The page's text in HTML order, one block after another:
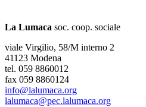
La Lumaca soc. coop. sociale
viale Virgilio, 58/M interno 2
41123 Modena
tel. 059 8860012
fax 059 8860124
info@lalumaca.org
lalumaca@pec.lalumaca.org